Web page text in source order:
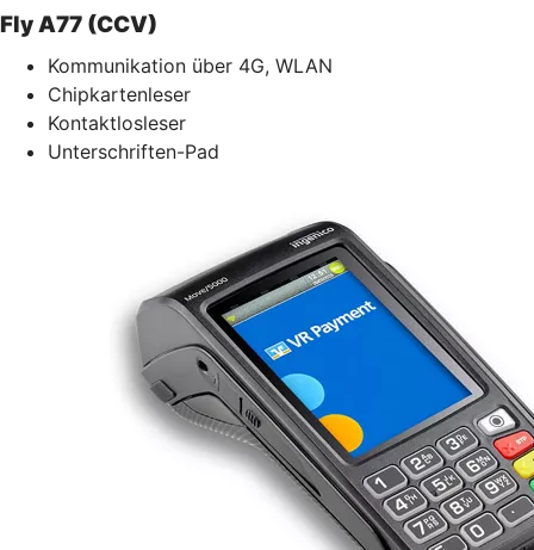
Fly A77 (CCV)
Kommunikation über 4G, WLAN
Chipkartenleser
Kontaktlosleser
Unterschriften-Pad